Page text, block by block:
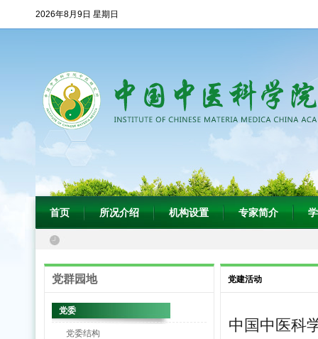
2026年8月9日 星期日
首页 所况介绍 机构设置 专家简介
党群园地
党委
党委结构
党建活动
中国中医科